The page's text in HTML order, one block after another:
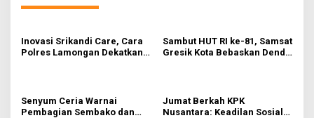
Inovasi Srikandi Care, Cara
Polres Lamongan Dekatkan
Sambut HUT RI ke-81, Samsat
Gresik Kota Bebaskan Denda
Senyum Ceria Warnai
Pembagian Sembako dan
Jumat Berkah KPK
Nusantara: Keadilan Sosial